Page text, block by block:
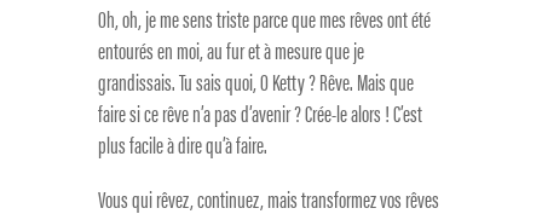
Oh, oh, je me sens triste parce que mes rêves ont été
entourés en moi, au fur et à mesure que je
grandissais. Tu sais quoi, O Ketty ? Rêve. Mais que
faire si ce rêve n’a pas d’avenir ? Crée-le alors ! C’est
plus facile à dire qu’à faire.
Vous qui rêvez, continuez, mais transformez vos rêves